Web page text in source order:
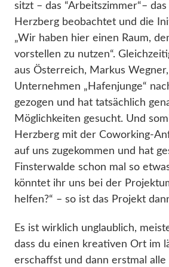
sitzt – das “Arbeitszimmer“–
Herzberg beobachtet und die
„Wir haben hier einen Raum,
vorstellen zu nutzen“.
aus Österreich, Markus
Unternehmen „Hafenjunge“
gezogen und hat tatsächlich
Möglichkeiten gesucht. Und
Herzberg mit der Coworking-
auf uns zugekommen und hat
Finsterwalde schon mal so
könntet ihr uns bei der
helfen?“ – so ist das Projekt
Es ist wirklich unglaublich,
dass du einen kreativen Ort im
erschaffst und dann erstmal alle